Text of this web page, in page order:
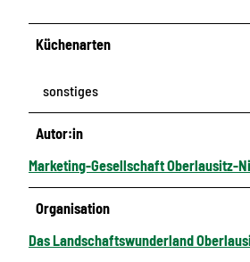
Küchenarten
sonstiges
Autor:in
Marketing-Gesellschaft Oberlausitz-
Organisation
Das Landschaftswunderland